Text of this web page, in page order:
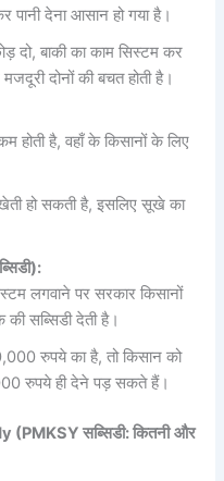
पानी देना आसान हो गया है।
दो, बाकी का काम सिस्टम कर
दोनों की बचत होती है।
होती है, वहाँ के किसानों के लिए
हो सकती है, इसलिए सूखे का
):
लगवाने पर सरकार किसानों
सब्सिडी देती है।
रुपये का है, तो किसान को
रुपये ही देने पड़ सकते हैं।
(PMKSYसब्सिडी:कितनी और